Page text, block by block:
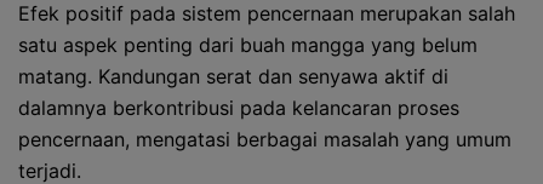
Efek positif pada sistem pencernaan merupakan salah
satu aspek penting dari buah mangga yang belum
matang. Kandungan serat dan senyawa aktif di
dalamnya berkontribusi pada kelancaran proses
pencernaan, mengatasi berbagai masalah yang umum
terjadi.